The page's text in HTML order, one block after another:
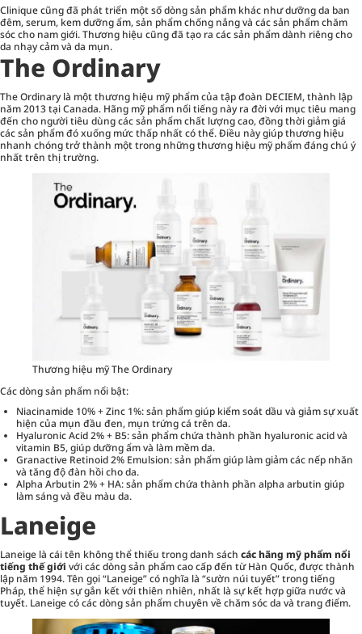
Clinique cũng đã phát triển một số dòng sản phẩm khác như dưỡng da ban
đêm, serum, kem dưỡng ẩm, sản phẩm chống nắng và các sản phẩm chăm
sóc cho nam giới. Thương hiệu cũng đã tạo ra các sản phẩm dành riêng cho
da nhạy cảm và da mụn.
The Ordinary
The Ordinary là một thương hiệu mỹ phẩm của tập đoàn DECIEM, thành lập
năm 2013 tại Canada. Hãng mỹ phẩm nổi tiếng này ra đời với mục tiêu mang
đến cho người tiêu dùng các sản phẩm chất lượng cao, đồng thời giảm giá
các sản phẩm đó xuống mức thấp nhất có thể. Điều này giúp thương hiệu
nhanh chóng trở thành một trong những thương hiệu mỹ phẩm đáng chú ý
nhất trên thị trường.
Thương hiệu mỹ The Ordinary
Các dòng sản phẩm nổi bật:
Niacinamide 10% + Zinc 1%: sản phẩm giúp kiểm soát dầu và giảm sự xuất
hiện của mụn đầu đen, mụn trứng cá trên da.
Hyaluronic Acid 2% + B5: sản phẩm chứa thành phần hyaluronic acid và
vitamin B5, giúp dưỡng ẩm và làm mềm da.
Granactive Retinoid 2% Emulsion: sản phẩm giúp làm giảm các nếp nhăn
và tăng độ đàn hồi cho da.
Alpha Arbutin 2% + HA: sản phẩm chứa thành phần alpha arbutin giúp
làm sáng và đều màu da.
Laneige
Laneige là cái tên không thể thiếu trong danh sách các hãng mỹ phẩm nổi
tiếng thế giới với các dòng sản phẩm cao cấp đến từ Hàn Quốc, được thành
lập năm 1994. Tên gọi “Laneige” có nghĩa là “sườn núi tuyết” trong tiếng
Pháp, thể hiện sự gắn kết với thiên nhiên, nhất là sự kết hợp giữa nước và
tuyết. Laneige có các dòng sản phẩm chuyên về chăm sóc da và trang điểm.